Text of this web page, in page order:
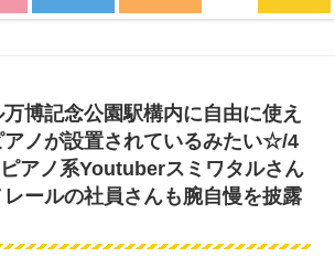
博記念公園駅構内に自由に使え
アノが設置されているみたい☆/4
アノ系Youtuberスミワタルさん
ールの社員さんも腕自慢を披露